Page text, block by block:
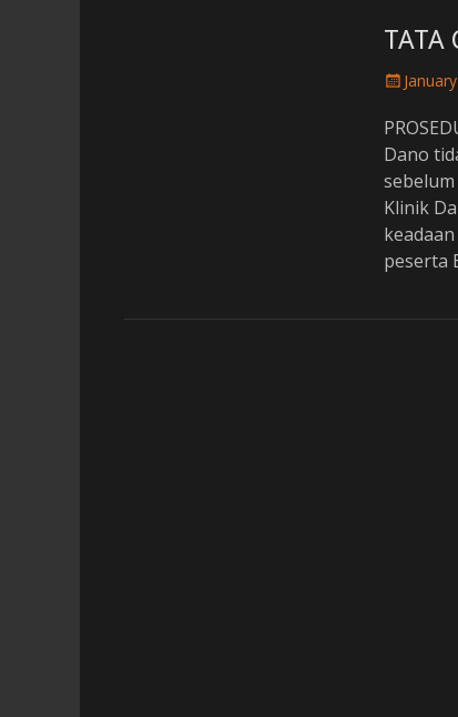
TATA
P
s
t
e
d
o
n
Dano
Klinik
keadaan
peserta